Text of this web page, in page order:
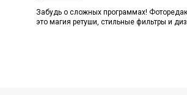
Забудь о сложных программах!
это магия ретуши, стильные фильтры и